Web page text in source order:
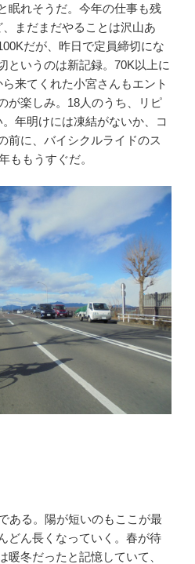
眠れそうだ。今年の仕事も残
まだまだやることは沢山あ
だが、昨日で定員締切にな
というのは新記録。70K以上に
来てくれた小宮さんもエント
が楽しみ。18人のうち、リピ
年明けには凍結がないか、コ
前に、バイシクルライドのス
ももうすぐだ。
ある。陽が短いのもここが最
どん長くなっていく。春が待
暖冬だったと記憶していて、